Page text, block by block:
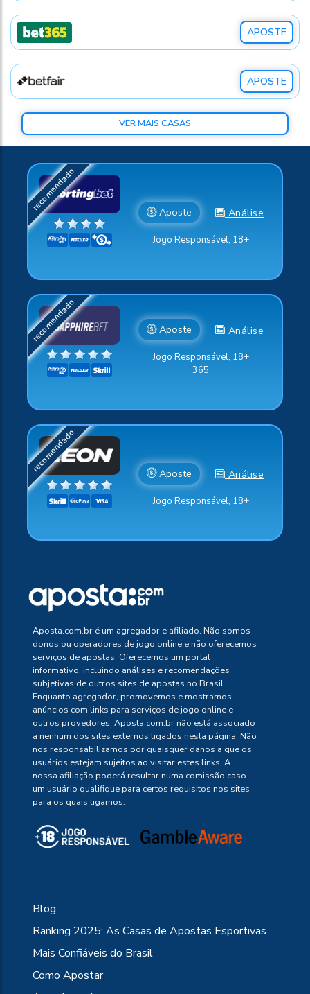
APOSTE
APOSTE
VER MAIS CASAS
Aposte Análise
Jogo Responsável, 18+
Aposte Análise
Jogo Responsável, 18+
365
Aposte Análise
Jogo Responsável, 18+
Aposta.com.br é um agregador e afiliado. Não somos
donos ou operadores de jogo online e não oferecemos
serviços de apostas. Oferecemos um portal
informativo, incluindo análises e recomendações
subjetivas de outros sites de apostas no Brasil.
Enquanto agregador, promovemos e mostramos
anúncios com links para serviços de jogo online e
outros provedores. Aposta.com.br não está associado
a nenhum dos sites externos ligados nesta página. Não
nos responsabilizamos por quaisquer danos a que os
usuários estejam sujeitos ao visitar estes links. A
nossa afiliação poderá resultar numa comissão caso
um usuário qualifique para certos requisitos nos sites
para os quais ligamos.
Blog
Ranking 2025: As Casas de Apostas Esportivas
Mais Confiáveis do Brasil
Como Apostar